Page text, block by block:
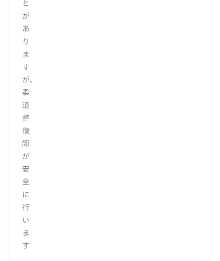
と
が
あ
り
ま
す
が、
柔
道
整
復
師
が
安
全
に
行
い
ま
す